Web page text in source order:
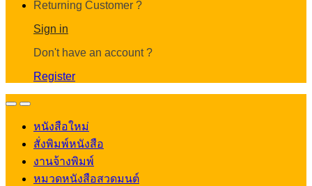
Returning Customer ?
Sign in
Don't have an account ?
Register
OpenClose
หนังสือใหม่
สั่งพิมพ์หนังสือ
งานจ้างพิมพ์
หมวดหนังสือสวดมนต์